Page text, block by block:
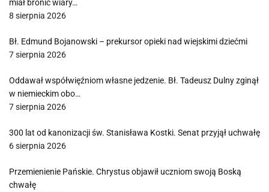
miał bronić wiary…
8 sierpnia 2026
Bł. Edmund Bojanowski – prekursor opieki nad wiejskimi dziećmi
7 sierpnia 2026
Oddawał współwięźniom własne jedzenie. Bł. Tadeusz Dulny zginął
w niemieckim obo…
7 sierpnia 2026
300 lat od kanonizacji św. Stanisława Kostki. Senat przyjął uchwałę
6 sierpnia 2026
Przemienienie Pańskie. Chrystus objawił uczniom swoją Boską
chwałę